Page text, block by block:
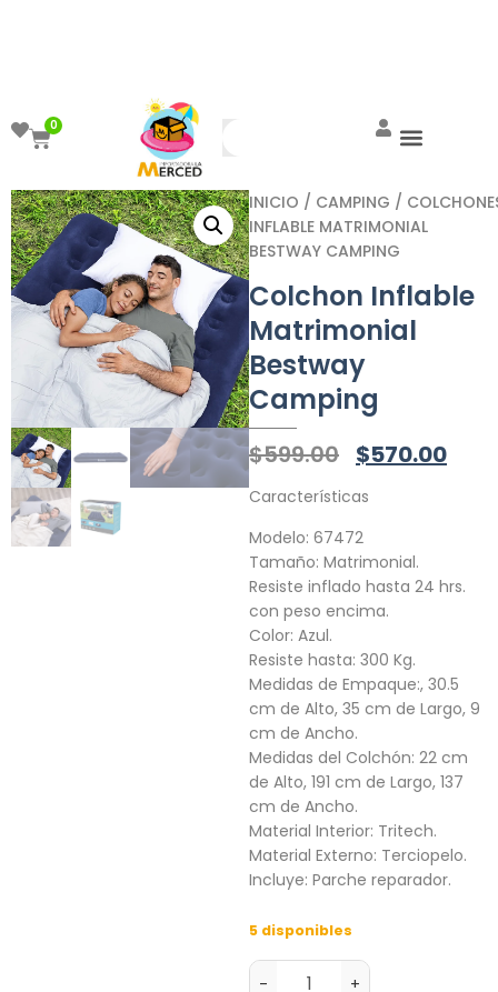
0
INICIO / CAMPING /
INFLABLE MATRIMONIAL
BESTWAY CAMPING
Colchon Inflable
Matrimonial
Bestway
Camping
$599.00 $570.00
Características
Modelo: 67472
Tamaño: Matrimonial.
Resiste inflado hasta 24 hrs.
con peso encima.
Color: Azul.
Resiste hasta: 300 Kg.
Medidas de Empaque:, 30.5
cm de Alto, 35 cm de Largo, 9
cm de Ancho.
Medidas del Colchón: 22 cm
de Alto, 191 cm de Largo, 137
cm de Ancho.
Material Interior: Tritech.
Material Externo: Terciopelo.
Incluye: Parche reparador.
5 disponibles
- +